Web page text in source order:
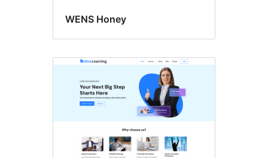
WENS Honey